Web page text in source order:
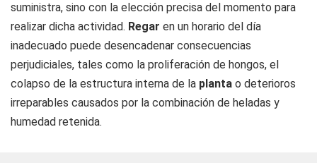
suministra, sino con la elección precisa del momento para
realizar dicha actividad. Regar en un horario del día
inadecuado puede desencadenar consecuencias
perjudiciales, tales como la proliferación de hongos, el
colapso de la estructura interna de la planta o deterioros
irreparables causados por la combinación de heladas y
humedad retenida.